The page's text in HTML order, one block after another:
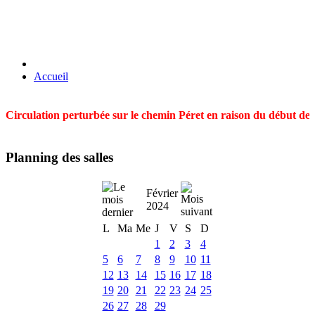
Accueil
Circulation perturbée sur le chemin Péret en raison du début
Planning des salles
Février
2024
L
Ma Me J V S
D
1
2 3
4
5
6 7 8 9 10 11
12 13 14 15 16 17 18
19 20 21 22 23 24 25
26 27 28 29